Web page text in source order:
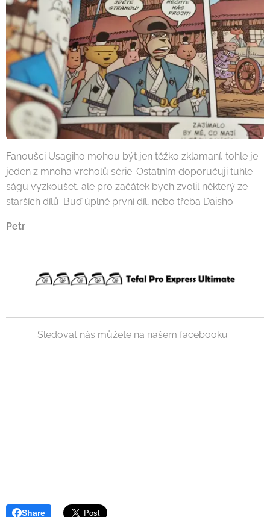
Fanoušci Usagiho mohou být jen těžko zklamaní, tohle je
jeden z mnoha vrcholů série. Ostatním doporučuji tuhle
ságu vyzkoušet, ale pro začátek bych zvolil některý ze
starších dílů. Buď úplně první díl, nebo třeba Daisho.
Petr
Sledovat nás můžete na našem facebooku
Share